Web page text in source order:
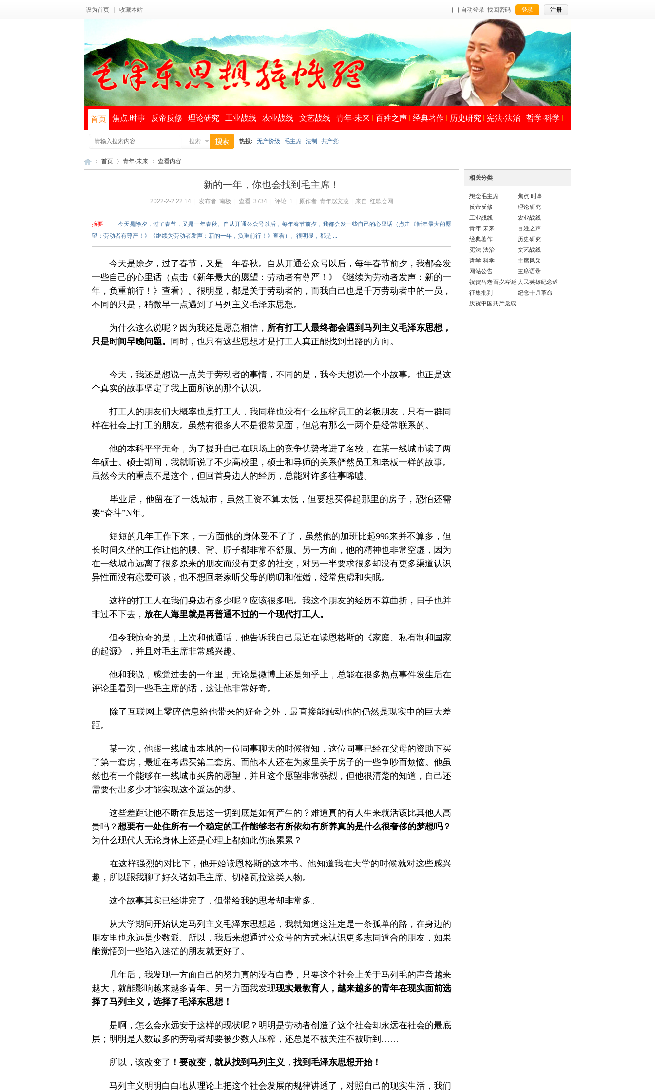
设为首页 收藏本站 自动登录 找回密码 登录 注册
首页 焦点.时事 反帝反修 理论研究 工业战线 农业战线 文艺战线 青年·未来 百姓之声 经典著作 历史研究 宪法·法治 哲学·科学
搜索 热搜: 无产阶级 毛主席 法制 共产党
首页 青年·未来 查看内容
新的一年，你也会找到毛主席！
2022-2-2 22:14 发布者: 南极 查看: 3734 评论: 1 原作者: 青年赵文凌 来自: 红歌会网
摘要: 今天是除夕，过了春节，又是一年春秋。自从开通公众号以后，每年春节前夕，我都会发一些自己的心里话（点击《新年最大的愿
望：劳动者有尊严！》《继续为劳动者发声：新的一年，负重前行！》查看）。很明显，都是 ...
今天是除夕，过了春节，又是一年春秋。自从开通公众号以后，每年春节前夕，我都会发
一些自己的心里话（点击《新年最大的愿望：劳动者有尊严！》《继续为劳动者发声：新的一
年，负重前行！》查看）。很明显，都是关于劳动者的，而我自己也是千万劳动者中的一员，
不同的只是，稍微早一点遇到了马列主义毛泽东思想。
为什么这么说呢？因为我还是愿意相信， 所有打工人最终都会遇到马列主义毛泽东思想，
只是时间早晚问题。
同时，也只有这些思想才是打工人真正能找到出路的方向。
今天，我还是想说一点关于劳动者的事情，不同的是，我今天想说一个小故事。也正是这
个真实的故事坚定了我上面所说的那个认识。
打工人的朋友们大概率也是打工人，我同样也没有什么压榨员工的老板朋友，只有一群同
样在社会上打工的朋友。虽然有很多人不是很常见面，但总有那么一两个是经常联系的。
他的本科平平无奇，为了提升自己在职场上的竞争优势考进了名校，在某一线城市读了两
年硕士。硕士期间，我就听说了不少高校里，硕士和导师的关系俨然员工和老板一样的故事。
虽然今天的重点不是这个，但回首身边人的经历，总能对许多往事唏嘘。
毕业后，他留在了一线城市，虽然工资不算太低，但要想买得起那里的房子，恐怕还需
要“奋斗”N年。
短短的几年工作下来，一方面他的身体受不了了，虽然他的加班比起996来并不算多，但
长时间久坐的工作让他的腰、背、脖子都非常不舒服。另一方面，他的精神也非常空虚，因为
在一线城市远离了很多原来的朋友而没有更多的社交，对另一半要求很多却没有更多渠道认识
异性而没有恋爱可谈，也不想回老家听父母的唠叨和催婚，经常焦虑和失眠。
这样的打工人在我们身边有多少呢？应该很多吧。我这个朋友的经历不算曲折，日子也并
非过不下去， 放在人海里就是再普通不过的一个现代打工人。
但令我惊奇的是，上次和他通话，他告诉我自己最近在读恩格斯的《家庭、私有制和国家
的起源》，并且对毛主席非常感兴趣。
他和我说，感觉过去的一年里，无论是微博上还是知乎上，总能在很多热点事件发生后在
评论里看到一些毛主席的话，这让他非常好奇。
除了互联网上零碎信息给他带来的好奇之外，最直接能触动他的仍然是现实中的巨大差
距。
某一次，他跟一线城市本地的一位同事聊天的时候得知，这位同事已经在父母的资助下买
了第一套房，最近在考虑买第二套房。而他本人还在为家里关于房子的一些争吵而烦恼。他虽
然也有一个能够在一线城市买房的愿望，并且这个愿望非常强烈，但他很清楚的知道，自己还
需要付出多少才能实现这个遥远的梦。
这些差距让他不断在反思这一切到底是如何产生的？难道真的有人生来就活该比其他人高
贵吗？ 想要有一处住所有一个稳定的工作能够老有所依幼有所养真的是什么很奢侈的梦想吗？
为什么现代人无论身体上还是心理上都如此伤痕累累？
在这样强烈的对比下，他开始读恩格斯的这本书。他知道我在大学的时候就对这些感兴
趣，所以跟我聊了好久诸如毛主席、切格瓦拉这类人物。
这个故事其实已经讲完了，但带给我的思考却非常多。
从大学期间开始认定马列主义毛泽东思想起，我就知道这注定是一条孤单的路，在身边的
朋友里也永远是少数派。所以，我后来想通过公众号的方式来认识更多志同道合的朋友，如果
能觉悟到一些陷入迷茫的朋友就更好了。
几年后，我发现一方面自己的努力真的没有白费，只要这个社会上关于马列毛的声音越来
越大，就能影响越来越多青年。另一方面我发现现实最教育人， 越来越多的青年在现实面前选
择了马列主义，选择了毛泽东思想！
是啊，怎么会永远安于这样的现状呢？明明是劳动者创造了这个社会却永远在社会的最底
层；明明是人数最多的劳动者却要被少数人压榨，还总是不被关注不被听到……
所以，该改变了 ！要改变，就从找到马列主义，找到毛泽东思想开始！
马列主义明明白白地从理论上把这个社会发展的规律讲透了，对照自己的现实生活，我们
相关分类
想念毛主席
焦点.时事
反帝反修
理论研究
工业战线
农业战线
青年·未来
百姓之声
经典著作
历史研究
宪法·法治
文艺战线
哲学·科学
主席风采
网站公告
主席语录
祝贺马老百岁寿诞 人民英雄纪念碑
征集批判
纪念十月革命
庆祝中国共产党成
立100周年